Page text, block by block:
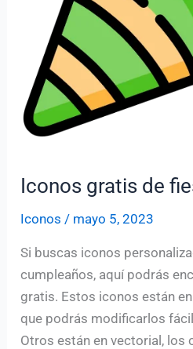
Iconos gratis de
Iconos / mayo 5, 2023
Si buscas iconos
cumpleaños, aquí podrás
gratis. Estos iconos están
que podrás modificarlos
Otros están en vectorial, los